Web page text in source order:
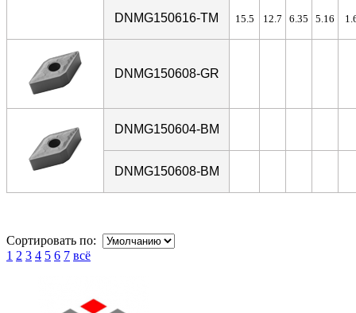
DNMG150616-TM 15.5 12.7 6.35 5.16
DNMG150608-GR
DNMG150604-BM
DNMG150608-BM
Сортировать по:
1 2 3 4 5 6 7 всё